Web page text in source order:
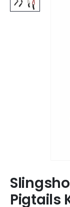
Pigtails